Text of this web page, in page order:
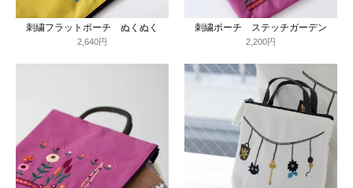
刺繍フラットポーチ ぬくぬく
2,640円
刺繍ポーチ ステッチガーデン
2,200円